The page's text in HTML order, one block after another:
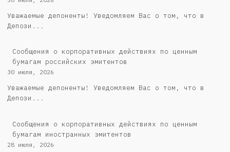
Уважаемые депоненты! Уведомляем Вас о том, что в
Депози...
Cообщения о корпоративных действиях по ценным
бумагам российских эмитентов
30 июля, 2026
Уважаемые депоненты! Уведомляем Вас о том, что в
Депози...
Сообщения о корпоративных действиях по ценным
бумагам иностранных эмитентов
28 июля, 2026